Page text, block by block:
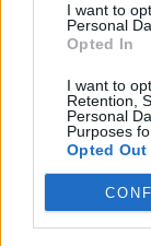
I want to
Personal
Opted In
I want to
Retention,
Personal
Purposes
Opted Out
Biografía de
Del Público
Ranking de
La Adictivano